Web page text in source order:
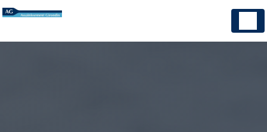
Panneau de gestion des cookies